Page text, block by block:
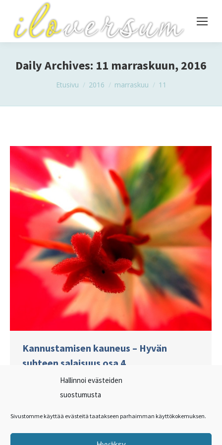
Hallinnoi evästeiden
suostumusta
Sivustomme käyttää evästeitä taatakseen parhaimman käyttökokemuksen.
Daily Archives: 11 marraskuun, 2016
You are here:
Etusivu 2016 marraskuu 11
Kannustamisen kauneus – Hyvän
suhteen salaisuus osa 4
Ilon ja onnellisuuden kuntosali
Aito kannustaminen nousee luottamuksesta
mahdollisiin lopputuloksiin, niin on helppoa